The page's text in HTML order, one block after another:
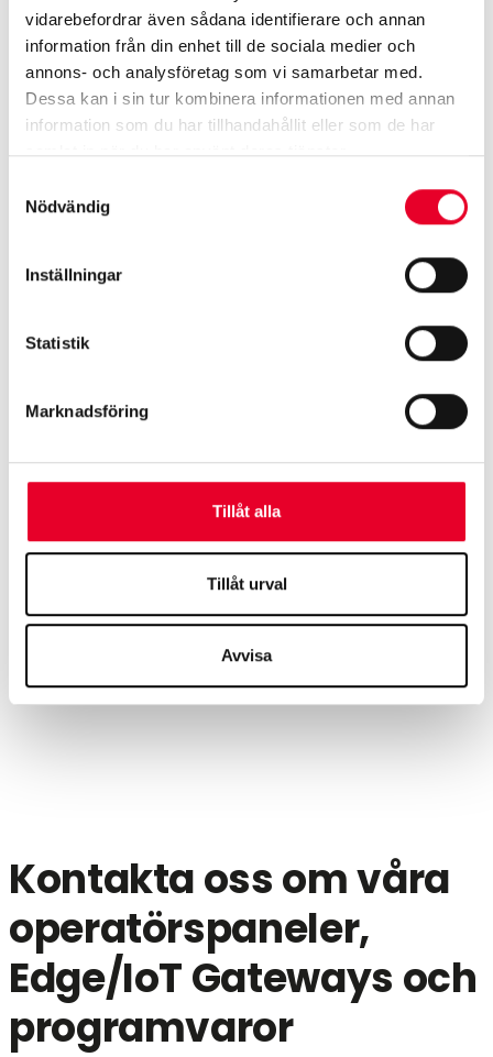
vidarebefordrar även sådana identifierare och annan
information från din enhet till de sociala medier och
annons- och analysföretag som vi samarbetar med.
Dessa kan i sin tur kombinera informationen med annan
information som du har tillhandahållit eller som de har
samlat in när du har använt deras tjänster.
Nödvändig
Inställningar
Statistik
Marknadsföring
Tillåt alla
Tillåt urval
Avvisa
Kontakta oss om våra
operatörspaneler,
Edge/IoT Gateways och
programvaror